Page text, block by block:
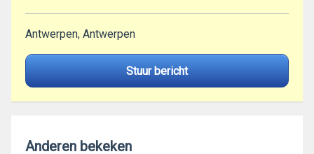
Antwerpen, Antwerpen
Stuur bericht
Anderen bekeken